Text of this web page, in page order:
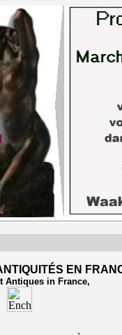
EN
Antiques in France,